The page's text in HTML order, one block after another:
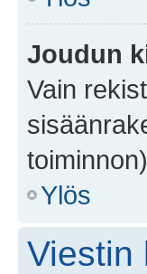
Joudun
Vain
Ylös
Viestin